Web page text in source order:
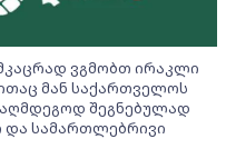
ვგმობთ ირაკლი
მან საქართველოს
შეგნებულად
და სამართლებრივი